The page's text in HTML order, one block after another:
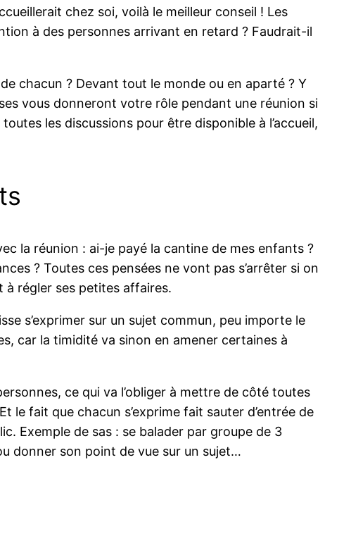
chez soi, voilà le meilleur conseil ! Les
à des personnes arrivant en retard ? Faudrait-il
chacun ? Devant tout le monde ou en aparté ? Y
vous donneront votre rôle pendant une réunion si
les discussions pour être disponible à l’accueil,
la réunion : ai-je payé la cantine de mes enfants ?
? Toutes ces pensées ne vont pas s’arrêter si on
à régler ses petites affaires.
s’exprimer sur un sujet commun, peu importe le
car la timidité va sinon en amener certaines à
ce qui va l’obliger à mettre de côté toutes
le fait que chacun s’exprime fait sauter d’entrée de
Exemple de sas : se balader par groupe de 3
donner son point de vue sur un sujet…